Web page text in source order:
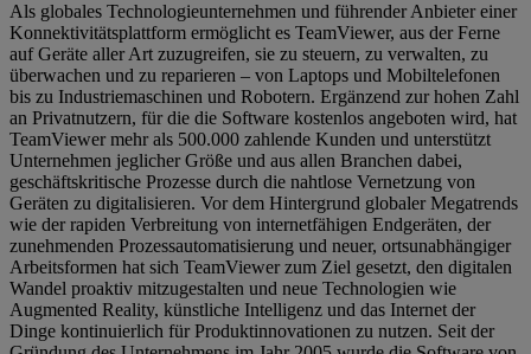
Als globales Technologieunternehmen und führender Anbieter einer
Konnektivitätsplattform ermöglicht es TeamViewer, aus der Ferne
auf Geräte aller Art zuzugreifen, sie zu steuern, zu verwalten, zu
überwachen und zu reparieren – von Laptops und Mobiltelefonen
bis zu Industriemaschinen und Robotern. Ergänzend zur hohen Zahl
an Privatnutzern, für die die Software kostenlos angeboten wird, hat
TeamViewer mehr als 500.000 zahlende Kunden und unterstützt
Unternehmen jeglicher Größe und aus allen Branchen dabei,
geschäftskritische Prozesse durch die nahtlose Vernetzung von
Geräten zu digitalisieren. Vor dem Hintergrund globaler Megatrends
wie der rapiden Verbreitung von internetfähigen Endgeräten, der
zunehmenden Prozessautomatisierung und neuer, ortsunabhängiger
Arbeitsformen hat sich TeamViewer zum Ziel gesetzt, den digitalen
Wandel proaktiv mitzugestalten und neue Technologien wie
Augmented Reality, künstliche Intelligenz und das Internet der
Dinge kontinuierlich für Produktinnovationen zu nutzen. Seit der